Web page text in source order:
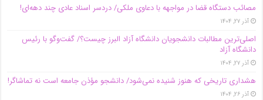
مصائب دستگاه قضا در مواجهه با دعاوی ملکی/ دردسر اسناد عادی چند‌ دهه‌ای!
آذر ۲۷, ۱۴۰۴
اصلی‌ترین مطالبات دانشجویان دانشگاه آزاد البرز چیست؟/ گفت‌وگو با رئیس
دانشگاه آز‌اد
آذر ۲۷, ۱۴۰۴
هشداری تاریخی که هنوز شنیده نمی‌شود/ دانشجو مؤذن جامعه است نه تماشاگر!
آذر ۲۶, ۱۴۰۴